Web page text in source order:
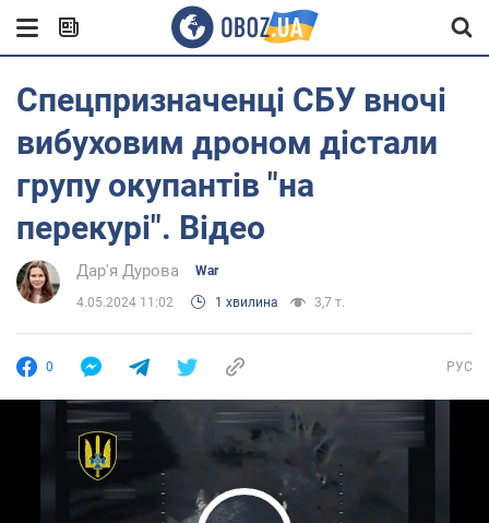
Спецпризначенці СБУ вночі
вибуховим дроном дістали
групу окупантів "на
перекурі". Відео
Дар'я Дурова War
4.05.2024 11:02 1 хвилина 3,7 т.
0 РУС